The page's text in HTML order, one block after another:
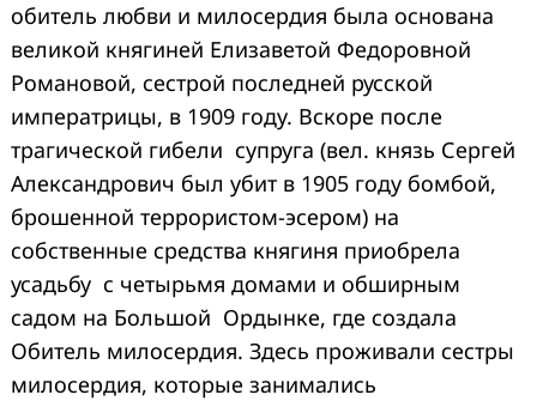
обитель любви и милосердия была основана
великой княгиней Елизаветой Федоровной
Романовой, сестрой последней русской
императрицы, в 1909 году. Вскоре после
трагической гибели супруга (вел. князь Сергей
Александрович был убит в 1905 году бомбой,
брошенной террористом-эсером) на
собственные средства княгиня приобрела
усадьбу с четырьмя домами и обширным
садом на Большой Ордынке, где создала
Обитель милосердия. Здесь проживали сестры
милосердия, которые занимались